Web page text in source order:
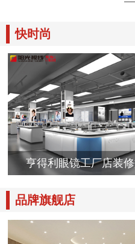
快时尚
亨得利眼镜工厂店装
品牌旗舰店